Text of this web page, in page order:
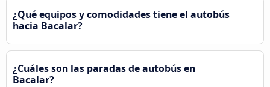
¿Qué equipos y comodidades tiene el autobús
hacia Bacalar?
¿Cuáles son las paradas de autobús en
Bacalar?